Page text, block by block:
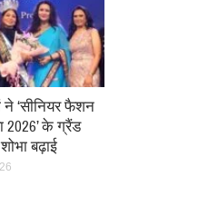
ने ‘सीनियर फैशन
2026’ के ग्रैंड
बढ़ाई